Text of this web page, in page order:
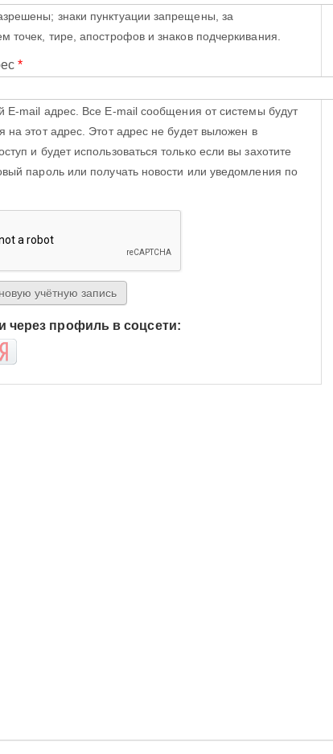
знаки пунктуации запрещены, за
точек, тире, апострофов и знаков подчеркивания.
*
E-mail адрес. Все E-mail сообщения от системы будут
на этот адрес. Этот адрес не будет выложен в
и будет использоваться только если вы захотите
пароль или получать новости или уведомления по
через профиль в соцсети:
with Яндекс